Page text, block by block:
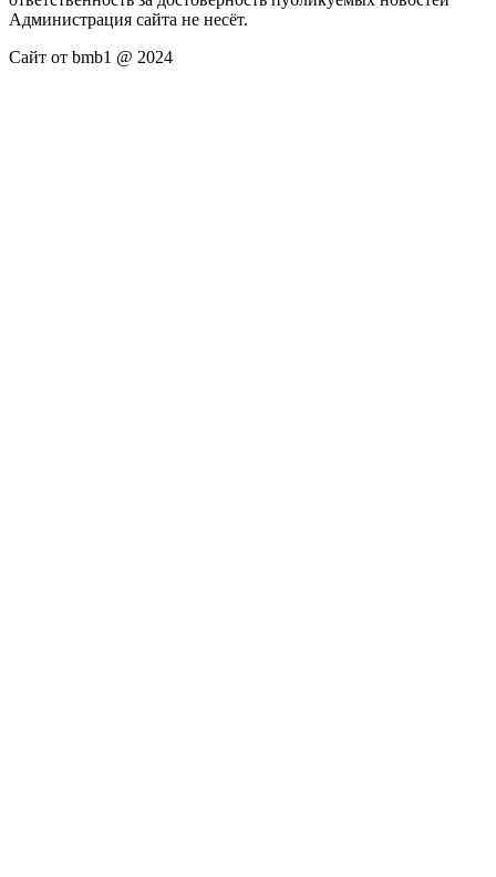
Администрация сайта не несёт.
Сайт от bmb1 @ 2024